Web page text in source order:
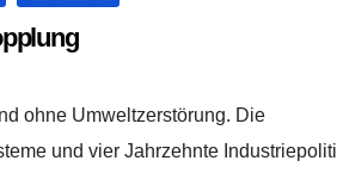
ohne Umweltzerstörung. Die
und vier Jahrzehnte